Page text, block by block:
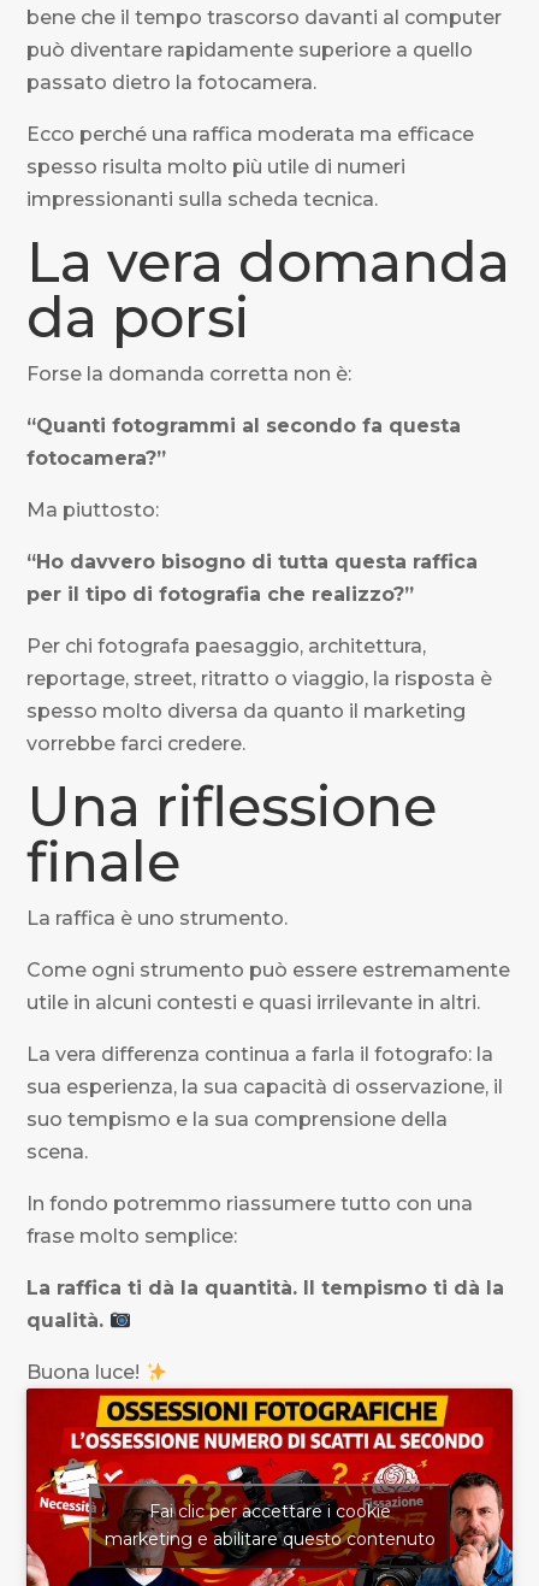
bene che il tempo trascorso davanti al computer
può diventare rapidamente superiore a quello
passato dietro la fotocamera.
Ecco perché una raffica moderata ma efficace
spesso risulta molto più utile di numeri
impressionanti sulla scheda tecnica.
La vera domanda
da porsi
Forse la domanda corretta non è:
“Quanti fotogrammi al secondo fa questa
fotocamera?”
Ma piuttosto:
“Ho davvero bisogno di tutta questa raffica
per il tipo di fotografia che realizzo?”
Per chi fotografa paesaggio, architettura,
reportage, street, ritratto o viaggio, la risposta è
spesso molto diversa da quanto il marketing
vorrebbe farci credere.
Una riflessione
finale
La raffica è uno strumento.
Come ogni strumento può essere estremamente
utile in alcuni contesti e quasi irrilevante in altri.
La vera differenza continua a farla il fotografo: la
sua esperienza, la sua capacità di osservazione, il
suo tempismo e la sua comprensione della
scena.
In fondo potremmo riassumere tutto con una
frase molto semplice:
La raffica ti dà la quantità. Il tempismo ti dà la
qualità.
Buona luce!
Fai clic per accettare i cookie
marketing e abilitare questo contenuto